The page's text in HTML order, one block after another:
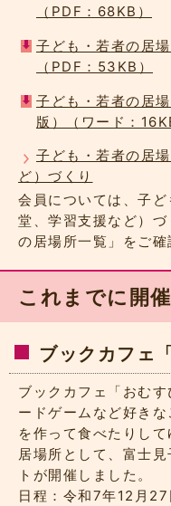
（PDF：68KB）
子ども・若者の居
（PDF：53KB）
子ども・若者の居
版）（ワード：
子ども・若者の居
ど）づくり
会員については、子
堂、学習支援など）
の居場所一覧」をご確
これまでに開
ブックカフェ
ブックカフェ「おむ
ードゲームなど好き
を作って食べたりし
居場所として、富士
トが開催しました。
日程：令和7年12月